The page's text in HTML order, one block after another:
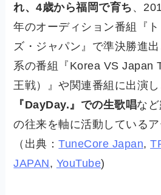
れ、4歳から福岡で育ち 、
年のオーディション番組『
ズ・ジャパン』で準決勝進
系の番組『Korea VS Japan
王戦）』や関連番組に出演し
『DayDay.』での生歌唱な
の往来を軸に活動しているア
（出典：TuneCore Japan,
JAPAN, YouTube)